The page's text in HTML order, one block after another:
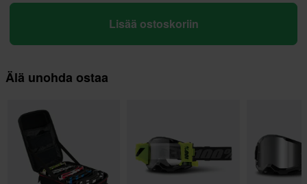
Lisää ostoskoriin
Älä unohda ostaa